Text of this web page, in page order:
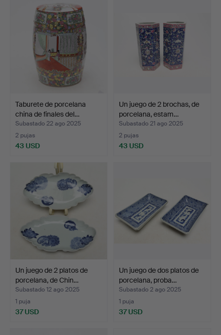
Taburete de porcelana
china de finales del…
Subastado 22 ago 2025
2 pujas
43 USD
Un juego de 2 brochas, de
porcelana, estam…
Subastado 21 ago 2025
2 pujas
43 USD
Un juego de 2 platos de
porcelana, de Chin…
Subastado 12 ago 2025
1 puja
37 USD
Un juego de dos platos de
porcelana, proba…
Subastado 2 ago 2025
1 puja
37 USD